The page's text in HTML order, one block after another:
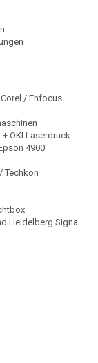
/ Enfocus
OKI Laserdruck
4900
Techkon
Heidelberg Signa